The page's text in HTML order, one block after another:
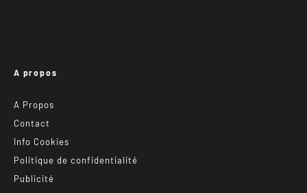
A propos
A Propos
Contact
Info Cookies
Politique de confidentialité
Publicité